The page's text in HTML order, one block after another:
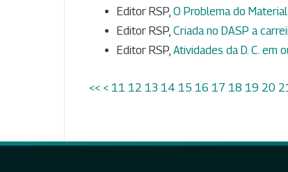
Editor RSP, O Problema do
Editor RSP, Criada no DASP a
Editor RSP, Atividades da D. C. em
<< < 11 12 13 14 15 16 17 18 19 20